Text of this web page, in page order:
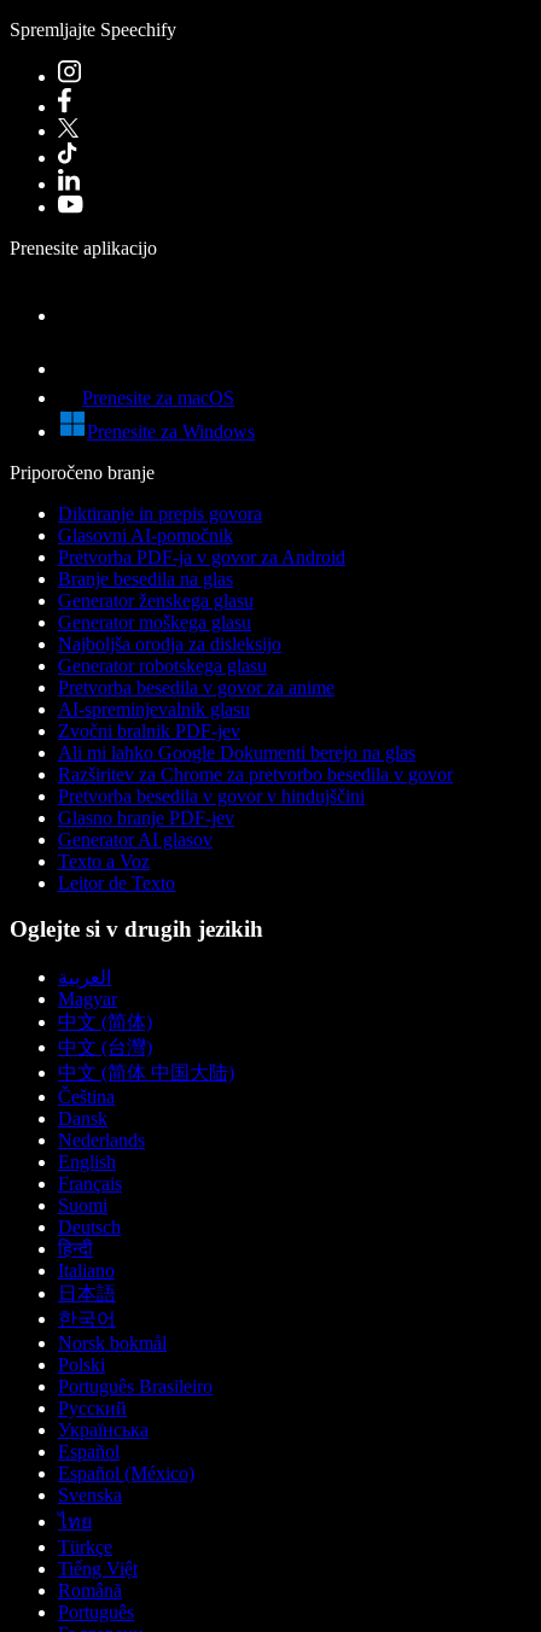
Spremljajte Speechify
Prenesite aplikacijo
Prenesite za macOS
Prenesite za Windows
Priporočeno branje
Diktiranje in prepis govora
Glasovni AI-pomočnik
Pretvorba PDF-ja v govor za Android
Branje besedila na glas
Generator ženskega glasu
Generator moškega glasu
Najboljša orodja za disleksijo
Generator robotskega glasu
Pretvorba besedila v govor za anime
AI-spreminjevalnik glasu
Zvočni bralnik PDF-jev
Ali mi lahko Google Dokumenti berejo na glas
Razširitev za Chrome za pretvorbo besedila v govor
Pretvorba besedila v govor v hindujščini
Glasno branje PDF-jev
Generator AI glasov
Texto a Voz
Leitor de Texto
Oglejte si v drugih jezikih
العربية
Magyar
中文 (简体)
中文 (台灣)
中文 (简体 中国大陆)
Čeština
Dansk
Nederlands
English
Français
Suomi
Deutsch
हिन्दी
Italiano
日本語
한국어
Norsk bokmål
Polski
Português Brasileiro
Русский
Українська
Español
Español (México)
Svenska
ไทย
Türkçe
Tiếng Việt
Română
Português